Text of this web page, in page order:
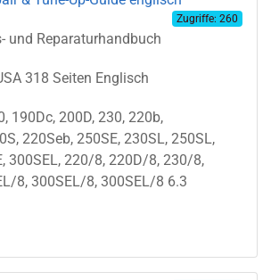
Zugriffe: 260
und Reparaturhandbuch
318 Seiten Englisch
190Dc, 200D, 230, 220b,
220Seb, 250SE, 230SL, 250SL,
300SEL, 220/8, 220D/8, 230/8,
8, 300SEL/8, 300SEL/8 6.3